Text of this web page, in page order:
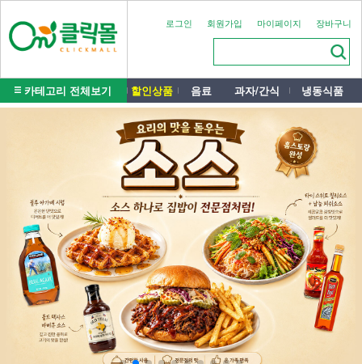
로그인 회원가입 마이페이지 장바구니
카테고리 전체보기 할인상품 음료 과자/간식 냉동식품